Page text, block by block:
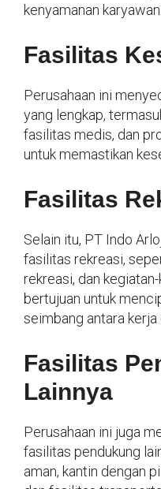
kenyamanan karyawan.
Fasilitas
Perusahaan ini
yang lengkap,
fasilitas medis, dan
untuk memastikan
Fasilitas
Selain itu, PT Indo
fasilitas rekreasi,
rekreasi, dan
bertujuan untuk
seimbang antara kerja
Fasilitas
Lainnya
Perusahaan ini juga
fasilitas pendukung
aman, kantin dengan